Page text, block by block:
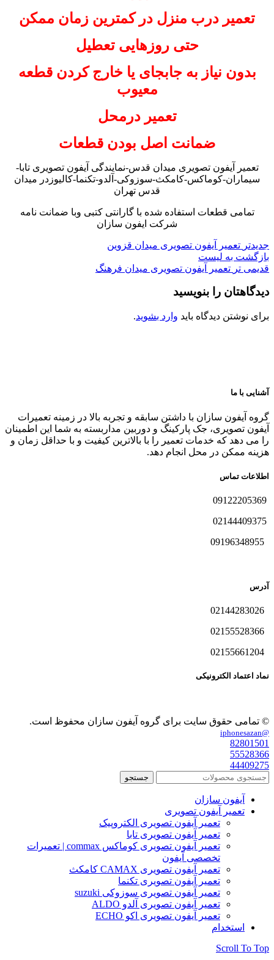
تعمیر درب منزل در کمترین زمان ممکن
حتی روزهایی تعطیل
بدون نیاز به جابجای یا خارج کردن قطعه
معیوب
تعمیر درمحل
ضمانت اصل بودن قطعات
تعمیر آیفون تصویری میدان قدس-نمایندگی آیفون تصویری تابا-
سیماران-کوماکس-کامکث-سوزوکی-آلدو-تکنما-کالیوزدر میدان
قدس تهران
تمامی قطعات استفاده شده با گارانتی کتبی وبا ضمانت نامه
شرکت ایفون سازان
جدیدتر تعمیر آیفون تصویری میدان قزوین
بازگشت به لیست
قدیمی تر تعمیر آیفون تصویری میدان فرهنگ
دیدگاهتان را بنویسید
برای نوشتن دیدگاه باید وارد بشوید.
آشنایی با ما
گروه آیفون سازان با داشتن سابقه و تجربه بالا در زمینه تعمیرات
آیفون تصویری، جک پارکینگ و دوربین مداربسته به شما این اطمینان
را می دهد که خدمات تعمیر را با بالاترین کیفیت و با حداقل زمان و
هزینه ممکن در محل انجام دهد.
اطلاعات تماس
آدرس
نماد اعتماد الکترونیکی
© تمامی حقوق سایت برای گروه آیفون سازان محفوظ است.
@iphonesazan
82801501
55528366
44409275
جستجو
آیفون سازان
تعمیر آیفون تصویری
تعمیر آیفون تصویری الکتروپیک
تعمیر آیفون تصویری تابا
تعمیر آیفون تصویری کوماکس commax | تعمیرات
تخصصی آیفون
تعمیر آیفون تصویری CAMAX کامکث
تعمیر آیفون تصویری تکنما
تعمیر آیفون تصویری سوزوکی suzuki
تعمیر آیفون تصویری آلدو ALDO
تعمیر آیفون تصویری اکو ECHO
استخدام
Scroll To Top